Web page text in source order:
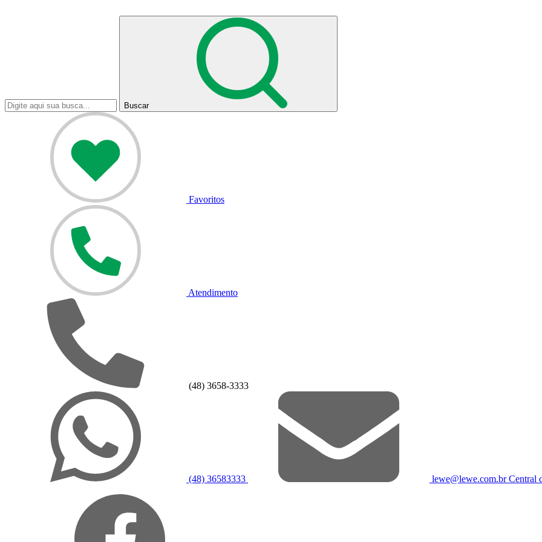
Buscar
Favoritos
Atendimento
(48) 3658-3333
(48) 36583333 lewe@lewe.com.brCentral